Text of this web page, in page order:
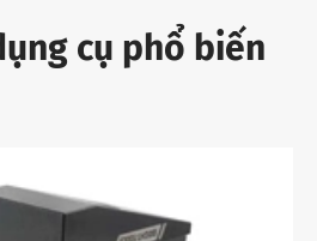
cụ phổ biến